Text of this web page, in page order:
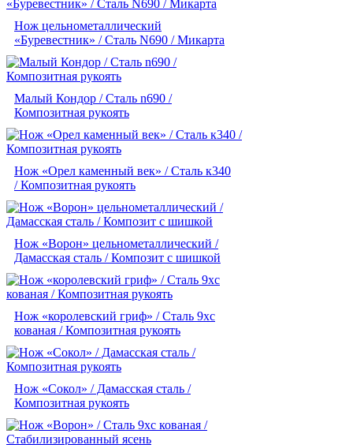
Нож цельнометаллический
«Буревестник» / Сталь N690 / Микарта
Малый Кондор / Сталь n690 /
Композитная рукоять
Нож «Орел каменный век» / Сталь к340
/ Композитная рукоять
Нож «Ворон» цельнометаллический /
Дамасская сталь / Композит с шишкой
Нож «королевский гриф» / Сталь 9хс
кованая / Композитная рукоять
Нож «Сокол» / Дамасская сталь /
Композитная рукоять